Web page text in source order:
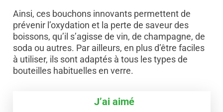
Ainsi, ces bouchons innovants permettent de
prévenir l’oxydation et la perte de saveur des
boissons, qu’il s’agisse de vin, de champagne, de
soda ou autres. Par ailleurs, en plus d’être faciles
à utiliser, ils sont adaptés à tous les types de
bouteilles habituelles en verre.
J’ai aimé